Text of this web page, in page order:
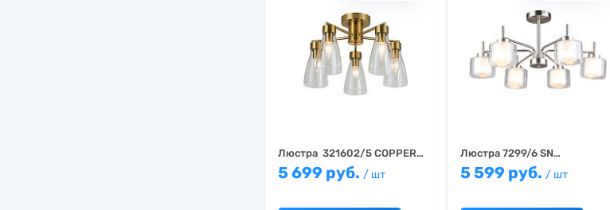
Люстра 321602/5 COPPER…
5 699 руб. / шт
Люстра 7299/6 SN…
5 599 руб. / шт